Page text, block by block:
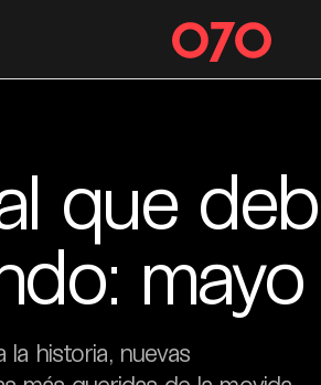
que
historia, nuevas